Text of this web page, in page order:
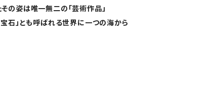
の姿は唯一無二の「芸術作品」
宝石」とも呼ばれる世界に一つの海から